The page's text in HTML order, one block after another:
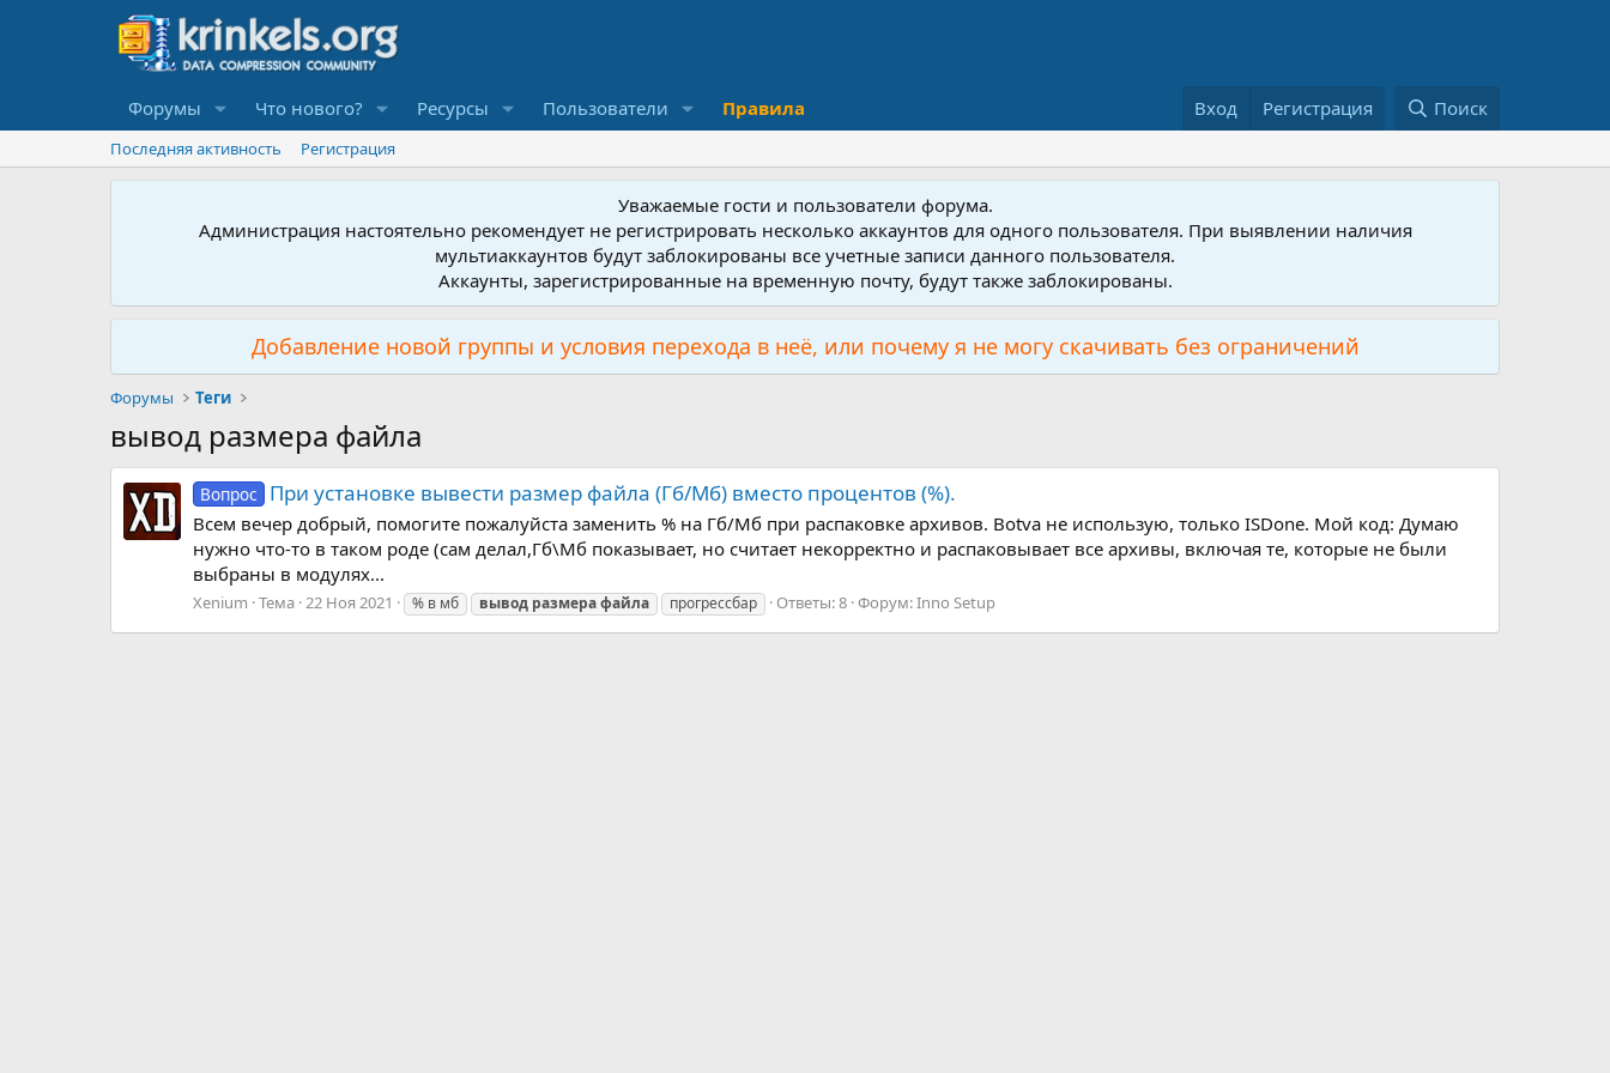
Форумы Что нового? Ресурсы Пользователи Правила Вход Регистрация Поиск
Последняя активность Регистрация
Уважаемые гости и пользователи форума.
Администрация настоятельно рекомендует не регистрировать несколько аккаунтов для одного пользователя. При выявлении наличия
мультиаккаунтов будут заблокированы все учетные записи данного пользователя.
Аккаунты, зарегистрированные на временную почту, будут также заблокированы.
Добавление новой группы и условия перехода в неё, или почему я не могу скачивать без ограничений
Форумы Теги
вывод размера файла
Вопрос При установке вывести размер файла (Гб/Мб) вместо процентов (%).
Всем вечер добрый, помогите пожалуйста заменить % на Гб/Мб при распаковке архивов. Botva не использую, только ISDone. Мой код: Думаю
нужно что-то в таком роде (сам делал,Гб\Мб показывает, но считает некорректно и распаковывает все архивы, включая те, которые не были
выбраны в модулях...
Xenium Тема 22 Ноя 2021 % в мб вывод размерафайла прогрессбар Ответы: 8 Форум:Inno Setup